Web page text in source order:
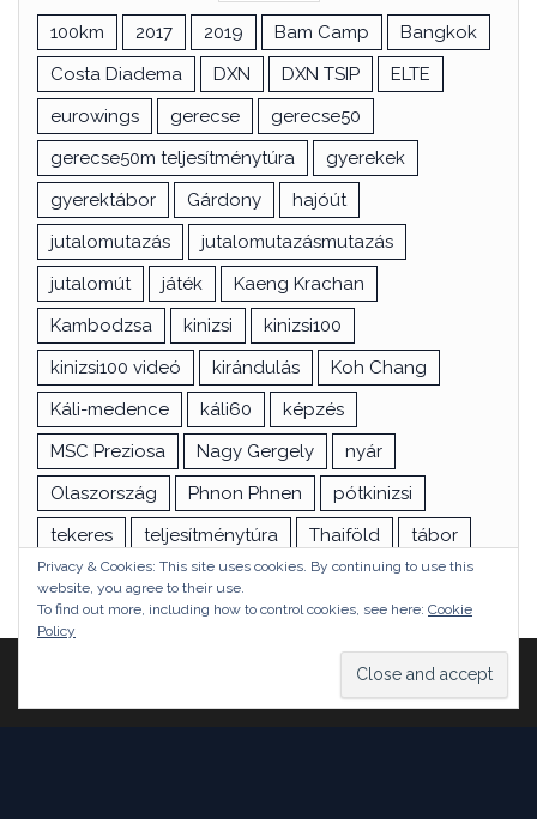
100km 2017 2019 Bam Camp
Bangkok
Costa Diadema
DXN DXN TSIP
ELTE
eurowings
gerecse
gerecse50
gerecse50m teljesítménytúra
gyerekek
gyerektábor
Gárdony
hajóút
jutalomutazás
jutalomutazásmutazás
jutalomút
játék
Kaeng Krachan
Kambodzsa
kinizsi
kinizsi100
kinizsi100 videó
kirándulás
Koh Chang
Káli-medence
káli60
képzés
MSC Preziosa
Nagy Gergely
nyár
Olaszország
Phnon Phnen
pótkinizsi
tekeres
teljesítménytúra Thaiföld
tábor
túra
utazás vizsga Ázsia
Theme:Head Blog
Privacy & Cookies: This site uses cookies. By continuing to use this
website, you agree to their use.
To find out more, including how to control cookies, see here: Cookie
Policy